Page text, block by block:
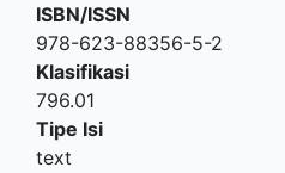
ISBN/ISSN
978-623-88356-5-2
Klasifikasi
796.01
Tipe Isi
text